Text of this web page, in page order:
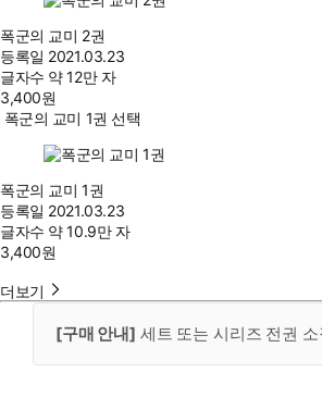
폭군의 교미 2권
등록일 2021.03.23
글자수 약 12만 자
3,400원
폭군의 교미 1권 선택
폭군의 교미 1권
등록일 2021.03.23
글자수 약 10.9만 자
3,400원
더보기
[구매 안내] 세트 또는 시리즈 전권